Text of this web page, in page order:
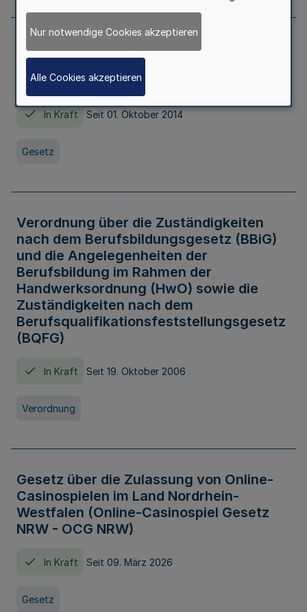
Gesetz über die Hochschulen des Landes
Nordrhein-Westfalen (Hochschulgesetz -
HG)
In Kraft Seit 01. Oktober 2014
Gesetz
Verordnung über die Zuständigkeiten
nach dem Berufsbildungsgesetz (BBiG)
und die Angelegenheiten der
Berufsbildung im Rahmen der
Handwerksordnung (HwO) sowie die
Zuständigkeiten nach dem
Berufsqualifikationsfeststellungsgesetz
(BQFG)
In Kraft Seit 19. Oktober 2006
Verordnung
Gesetz über die Zulassung von Online-
Casinospielen im Land Nordrhein-
Westfalen (Online-Casinospiel Gesetz
NRW - OCG NRW)
In Kraft Seit 09. März 2026
Gesetz
Nur notwendige Cookies akzeptieren
Alle Cookies akzeptieren